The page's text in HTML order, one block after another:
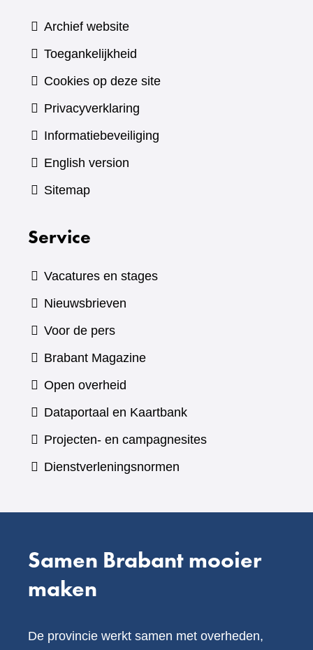
Archief website
Toegankelijkheid
Cookies op deze site
Privacyverklaring
Informatiebeveiliging
English version
Sitemap
Service
Vacatures en stages
Nieuwsbrieven
Voor de pers
Brabant Magazine(verwijst
andere
website)
Open overheid
Dataportaal en Kaartbank(verwijst
naar
Projecten- en campagnesites
Dienstverleningsnormen
Samen Brabant mooier
maken
De provincie werkt samen met overheden,